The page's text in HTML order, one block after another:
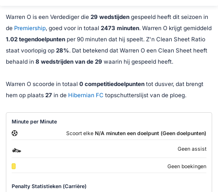
Warren O is een Verdediger die 29 wedstijdengespeeld heeft dit seizoen in
de Premiership, goed voor in totaal 2473 minuten. Warren O krijgt gemiddeld
1.02 tegendoelpuntenper 90 minuten dat hij speelt. Z'n Clean Sheet Ratio
staat voorlopig op 28%. Dat betekend dat Warren O een Clean Sheet heeft
behaald in 8 wedstrijden van de 29 waarin hij gespeeld heeft.
Warren O scoorde in totaal 0 competitiedoelpuntentot dusver, dat brengt
hem op plaats 27in de Hibernian FC topschutterslijst van de ploeg.
Minute per Minute
Scoort elke N/A minuten een doelpunt (Geen doelpunten)
Geen assist
Geen boekingen
Penalty Statistieken (Carrière)